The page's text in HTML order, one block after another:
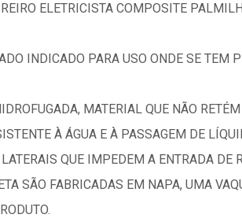
ELETRICISTA COMPOSITE
INDICADO PARA USO ONDE SE TEM
MATERIAL QUE NÃO
À ÁGUA E À PASSAGEM DE
QUE IMPEDEM A ENTRADA DE
SÃO FABRICADAS EM NAPA, UMA